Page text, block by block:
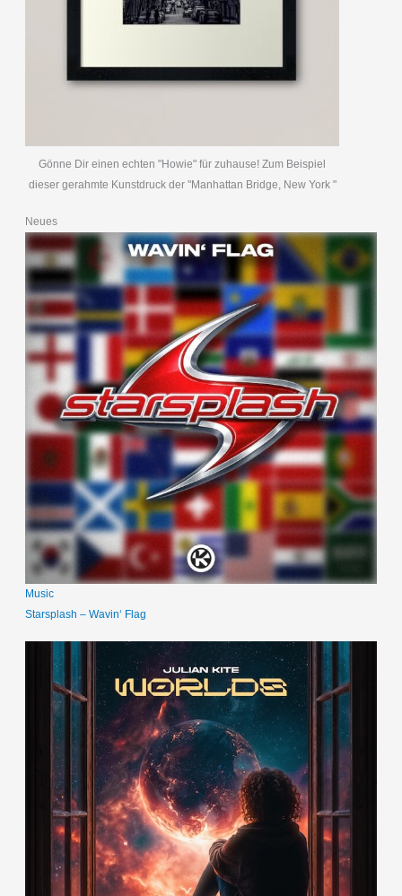
Gönne Dir einen echten "Howie" für zuhause! Zum Beispiel
dieser gerahmte Kunstdruck der "Manhattan Bridge, New York "
Neues
Music
Starsplash – Wavin‘ Flag